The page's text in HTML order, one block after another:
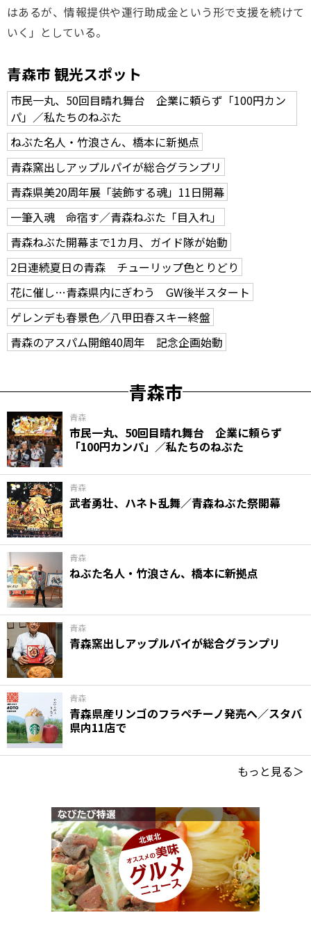
はあるが、情報提供や運行助成金という形で支援を続けて
いく」としている。
青森市 観光スポット
市民一丸、50回目晴れ舞台 企業に頼らず「100円カン
パ」／私たちのねぶた
ねぶた名人・竹浪さん、橋本に新拠点
青森窯出しアップルパイが総合グランプリ
青森県美20周年展「装飾する魂」11日開幕
一筆入魂 命宿す／青森ねぶた「目入れ」
青森ねぶた開幕まで1カ月、ガイド隊が始動
2日連続夏日の青森 チューリップ色とりどり
花に催し…青森県内にぎわう GW後半スタート
ゲレンデも春景色／八甲田春スキー終盤
青森のアスパム開館40周年 記念企画始動
青森市
青森
市民一丸、50回目晴れ舞台 企業に頼らず
「100円カンパ」／私たちのねぶた
青森
武者勇壮、ハネト乱舞／青森ねぶた祭開幕
青森
ねぶた名人・竹浪さん、橋本に新拠点
青森
青森窯出しアップルパイが総合グランプリ
青森
青森県産リンゴのフラペチーノ発売へ／スタバ
県内11店で
もっと見る＞